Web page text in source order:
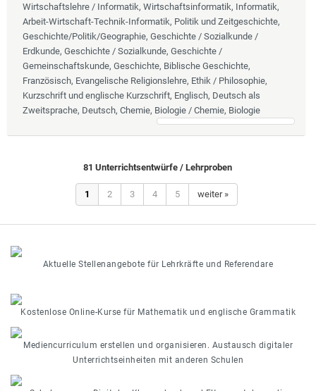
Wirtschaftslehre / Informatik, Wirtschaftsinformatik, Informatik,
Arbeit-Wirtschaft-Technik-Informatik, Politik und Zeitgeschichte,
Geschichte/Politik/Geographie, Geschichte / Sozialkunde /
Erdkunde, Geschichte / Sozialkunde, Geschichte /
Gemeinschaftskunde, Geschichte, Biblische Geschichte,
Französisch, Evangelische Religionslehre, Ethik / Philosophie,
Kurzschrift und englische Kurzschrift, Englisch, Deutsch als
Zweitsprache, Deutsch, Chemie, Biologie / Chemie, Biologie
81 Unterrichtsentwürfe / Lehrproben
1 2 3 4 5 weiter »
Aktuelle Stellenangebote für Lehrkräfte und Referendare
Kostenlose Online-Kurse für Mathematik und englische Grammatik
Mediencurriculum erstellen und organisieren. Austausch digitaler
Unterrichtseinheiten mit anderen Schulen